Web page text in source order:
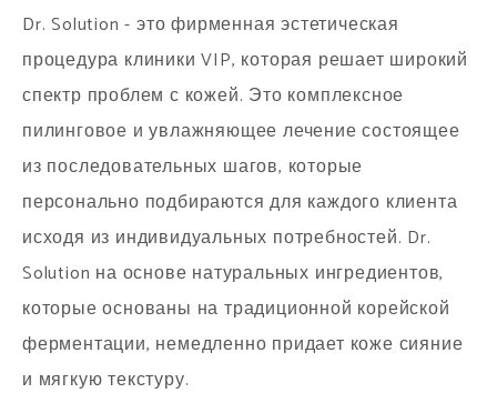
Dr. Solution - это фирменная эстетическая
процедура клиники VIP, которая решает широкий
спектр проблем с кожей. Это комплексное
пилинговое и увлажняющее лечение состоящее
из последовательных шагов, которые
персонально подбираются для каждого клиента
исходя из индивидуальных потребностей. Dr.
Solution на основе натуральных ингредиентов,
которые основаны на традиционной корейской
ферментации, немедленно придает коже сияние
и мягкую текстуру.